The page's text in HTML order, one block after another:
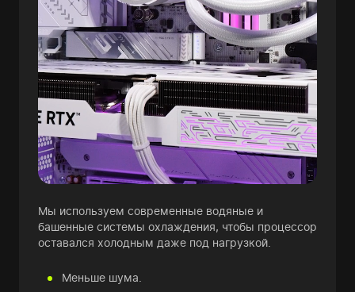
Мы используем современные водяные и
башенные системы охлаждения, чтобы процессор
оставался холодным даже под нагрузкой.
Меньше шума.